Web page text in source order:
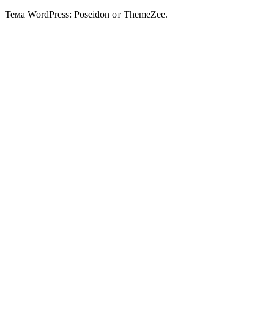
Тема WordPress: Poseidon от ThemeZee.